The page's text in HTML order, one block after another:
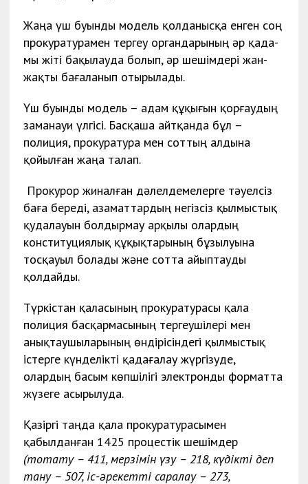
Жаңа үш буынды модель қолданысқа енген соң
прокуратурамен тергеу органдарының әр қа­да­
мы жіті бақылауда болып, әр шешімдері жан-
жақты бағаланып отырылады.
Үш буынды модель – адам құқығын қорғаудың
заманауи үлгісі. Басқаша айтқанда бұл –
полиция, прокуратура мен соттың алдына
қойылған жаңа талап.
Прокурор жиналған дәлелдемелерге тәуелсіз
баға береді, азаматтардың негізсіз қылмыстық
қудалауын болдырмау арқылы олардың
конституциялық құқықтарының бұзылуына
тосқауыл болады және сотта айыптауды
қолдайды.
Түркістан қаласының прокуратурасы қала
полиция басқармасының тергеушілері мен
анықтаушыларының өндірісіндегі қылмыстық
істерге күнделікті қадағалау жүргізуде,
олардың басым көпшілігі электронды форматта
жүзеге асырылуда.
Қазіргі таңда қала прокуратурасымен
қабылданған 1425 процестік шешімдер
(тоқтату – 411, мерзімін үзу – 218, күдікті деп
тану – 507, іс-әрекетті саралау – 273,